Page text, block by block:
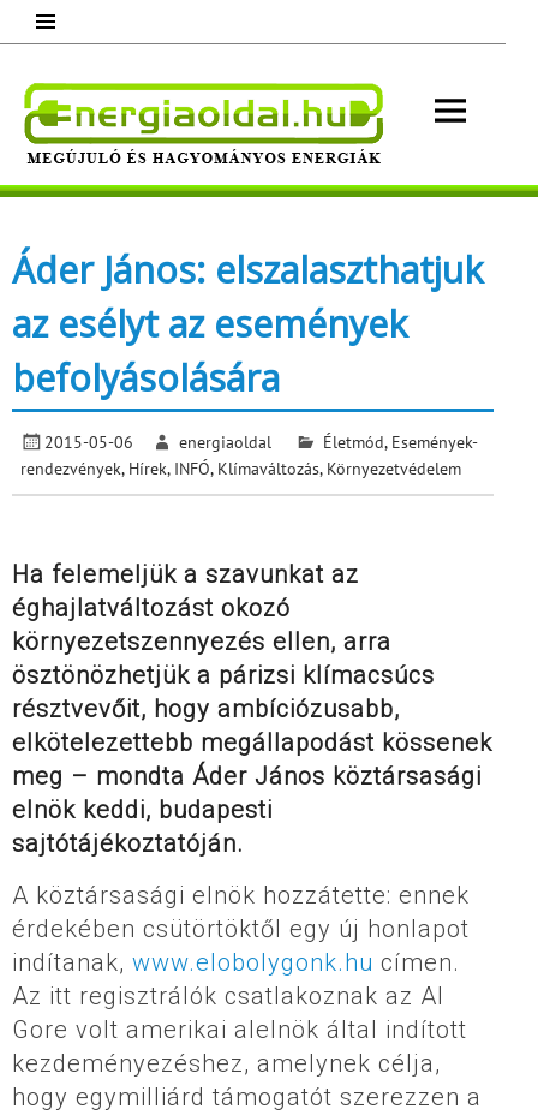
content
Megújuló és hagyományos energiák.
Áder János: elszalaszthatjuk
az esélyt az események
befolyásolására
2015-05-06 energiaoldal Életmód, Események-
rendezvények, Hírek, INFÓ, Klímaváltozás, Környezetvédelem
Ha felemeljük a szavunkat az
éghajlatváltozást okozó
környezetszennyezés ellen, arra
ösztönözhetjük a párizsi klímacsúcs
résztvevőit, hogy ambíciózusabb,
elkötelezettebb megállapodást kössenek
meg – mondta Áder János köztársasági
elnök keddi, budapesti
sajtótájékoztatóján.
A köztársasági elnök hozzátette: ennek
érdekében csütörtöktől egy új honlapot
indítanak, www.elobolygonk.hu címen.
Az itt regisztrálók csatlakoznak az Al
Gore volt amerikai alelnök által indított
kezdeményezéshez, amelynek célja,
hogy egymilliárd támogatót szerezzen a